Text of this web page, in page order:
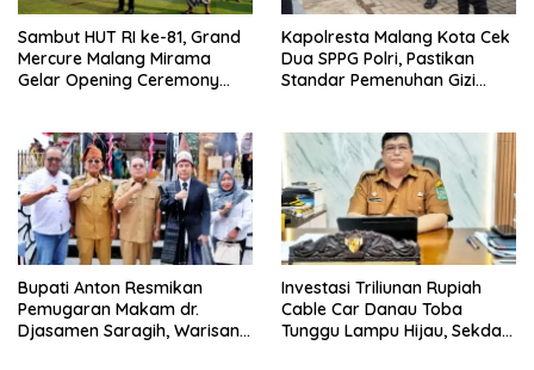
Sambut HUT RI ke-81, Grand
Mercure Malang Mirama
Gelar Opening Ceremony
Kapolresta Malang Kota Cek
Dua SPPG Polri, Pastikan
Standar Pemenuhan Gizi
Bupati Anton Resmikan
Pemugaran Makam dr.
Djasamen Saragih, Warisan
Investasi Triliunan Rupiah
Cable Car Danau Toba
Tunggu Lampu Hijau, Sekda